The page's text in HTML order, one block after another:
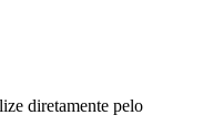
diretamente pelo